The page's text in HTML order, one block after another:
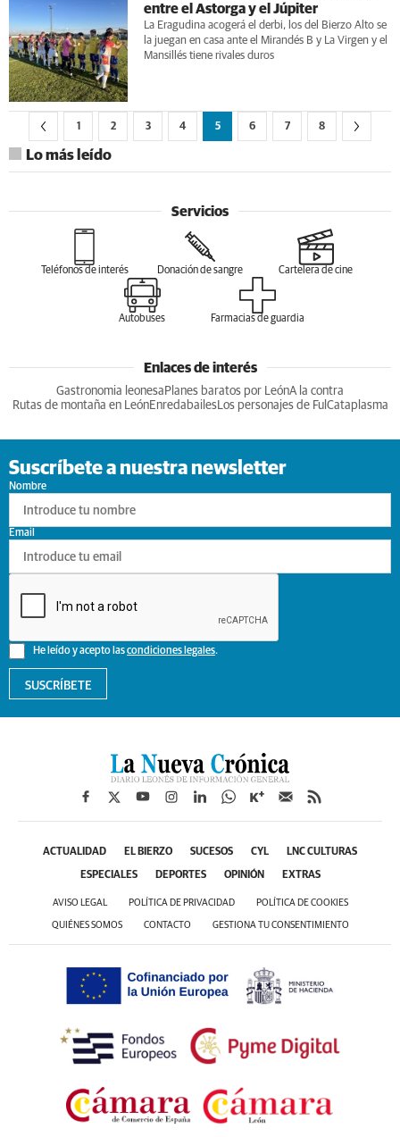
entre el Astorga y el Júpiter
La Eragudina acogerá el derbi, los del Bierzo Alto se
la juegan en casa ante el Mirandés B y La Virgen y el
Mansillés tiene rivales duros
1 2 3 4 5 6 7 8
Lo más leído
Servicios
Teléfonos de interés Donación de sangre Cartelera de cine
Autobuses Farmacias de guardia
Enlaces de interés
Gastronomia leonesa Planes baratos por LeónA la contra
Rutas de montaña en LeónEnredabailesLos personajes de Ful Cataplasma
Suscríbete a nuestra newsletter
Nombre
He leído y acepto lascondiciones legales.
Email
SUSCRÍBETE
ACTUALIDAD EL BIERZO SUCESOS CYL LNC CULTURAS
ESPECIALES DEPORTES OPINIÓN EXTRAS
AVISO LEGAL POLÍTICA DE PRIVACIDAD POLÍTICA DE COOKIES
QUIÉNES SOMOS CONTACTO GESTIONA TU CONSENTIMIENTO